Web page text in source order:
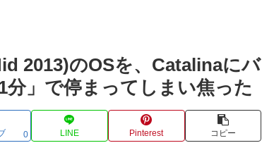
2013)のOSを、Catalinaにバ
」で停まってしまい焦った
0 LINE Pinterest コピー